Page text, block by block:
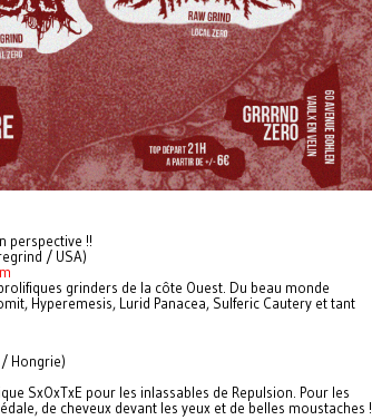
perspective !!
/ USA)
grinders de la côte Ouest. Du beau monde
Hyperemesis, Lurid Panacea, Sulferic Cautery et tant
/ Hongrie)
SxOxTxE pour les inlassables de Repulsion. Pour les
de cheveux devant les yeux et de belles moustaches !